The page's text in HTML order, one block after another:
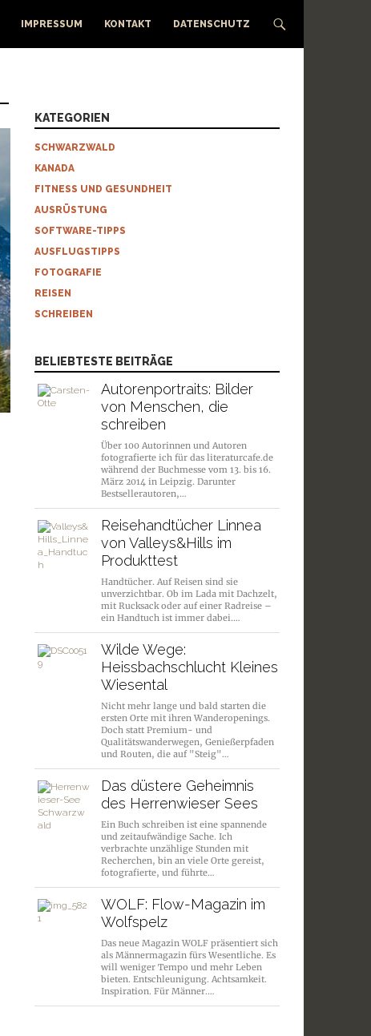
IMPRESSUM KONTAKT DATENSCHUTZ
KATEGORIEN
SCHWARZWALD
KANADA
FITNESS UND GESUNDHEIT
AUSRÜSTUNG
SOFTWARE-TIPPS
AUSFLUGSTIPPS
FOTOGRAFIE
REISEN
SCHREIBEN
BELIEBTESTE BEITRÄGE
Autorenportraits: Bilder
von Menschen, die
schreiben
Über 100 Autorinnen und Autoren
fotografierte ich für das literaturcafe.de
während der Buchmesse vom 13. bis 16.
März 2014 in Leipzig. Darunter
Bestsellerautoren,…
Reisehandtücher Linnea
von Valleys&Hills im
Produkttest
Handtücher. Auf Reisen sind sie
unverzichtbar. Ob im Lada mit Dachzelt,
mit Rucksack oder auf einer Radreise –
ein Handtuch ist immer dabei.…
Wilde Wege:
Heissbachschlucht Kleines
Wiesental
Nicht mehr lange und bald starten die
ersten Orte mit ihren Wanderopenings.
Doch statt Premium- und
Qualitätswanderwegen, Genießerpfaden
und Routen, die auf "Steig"…
Das düstere Geheimnis
des Herrenwieser Sees
Ein Buch schreiben ist eine spannende
und zeitaufwändige Sache. Ich
verbrachte unzählige Stunden mit
Recherchen, bin an viele Orte gereist,
fotografierte, und führte…
WOLF: Flow-Magazin im
Wolfspelz
Das neue Magazin WOLF präsentiert sich
als Männermagazin fürs Wesentliche. Es
will weniger Tempo und mehr Leben
bieten. Entschleunigung. Achtsamkeit.
Inspiration. Für Männer.…